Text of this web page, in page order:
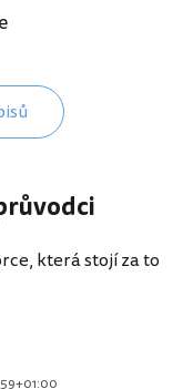
která stojí za to